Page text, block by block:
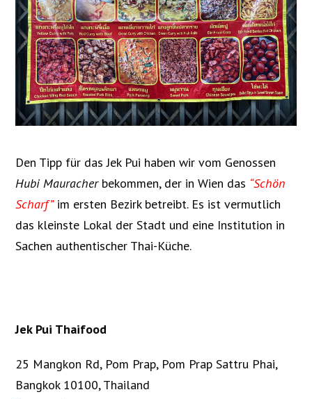
Den Tipp für das Jek Pui haben wir vom Genossen
Hubi Mauracherbekommen, der in Wien das “Schön
Scharf”im ersten Bezirk betreibt. Es ist vermutlich
das kleinste Lokal der Stadt und eine Institution in
Sachen authentischer Thai-Küche.
Jek Pui Thaifood
25 Mangkon Rd, Pom Prap, Pom Prap Sattru Phai,
Bangkok 10100, Thailand